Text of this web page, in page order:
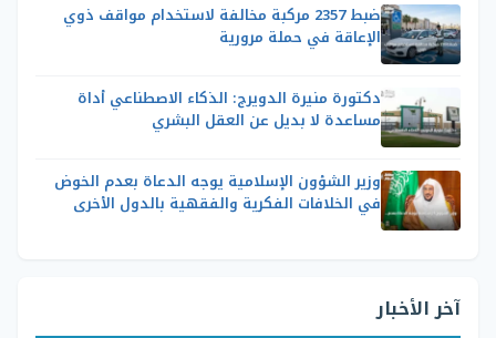
ضبط 2357 مركبة مخالفة لاستخدام مواقف ذوي
الإعاقة في حملة مرورية
دكتورة منيرة الدويرج: الذكاء الاصطناعي أداة
مساعدة لا بديل عن العقل البشري
وزير الشؤون الإسلامية يوجه الدعاة بعدم الخوض
في الخلافات الفكرية والفقهية بالدول الأخرى
آخر الأخبار